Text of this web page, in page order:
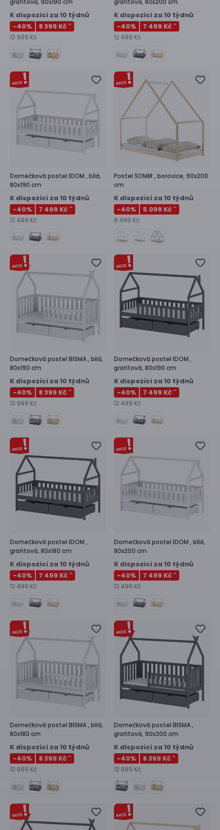
grafitová, 90x190 cm
K dispozici za 10 týdnů
-40% 8 399 Kč **
13 999 Kč
grafitová, 80x200 cm
K dispozici za 10 týdnů
-40% 7 499 Kč **
12 499 Kč
Domečková postel IDOM , bílá,
80x190 cm
K dispozici za 10 týdnů
-40% 7 499 Kč **
12 499 Kč
Postel SOMIR , borovice, 90x200
cm
K dispozici za 10 týdnů
-40% 5 099 Kč **
8 499 Kč
Domečková postel BISMA , bílá,
80x190 cm
K dispozici za 10 týdnů
-40% 8 399 Kč **
13 999 Kč
Domečková postel IDOM ,
grafitová, 80x190 cm
K dispozici za 10 týdnů
-40% 7 499 Kč **
12 499 Kč
Domečková postel IDOM ,
grafitová, 80x180 cm
K dispozici za 10 týdnů
-40% 7 499 Kč **
12 499 Kč
Domečková postel IDOM , bílá,
80x200 cm
K dispozici za 10 týdnů
-40% 7 499 Kč **
12 499 Kč
Domečková postel BISMA , bílá,
80x180 cm
K dispozici za 10 týdnů
-40% 8 399 Kč **
13 999 Kč
Domečková postel BISMA ,
grafitová, 90x200 cm
K dispozici za 10 týdnů
-40% 8 399 Kč **
13 999 Kč